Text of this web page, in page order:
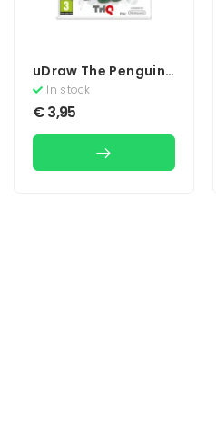
uDraw The Penguins
Of Madagascar Dr.
Blowhole Returns
Again!
In stock
€3,95